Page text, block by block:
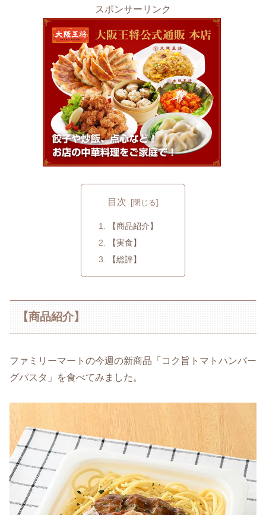
スポンサーリンク
目次
【商品紹介】
【実食】
【総評】
【商品紹介】
ファミリーマートの今週の新商品「コク旨トマトハンバー
グパスタ」を食べてみました。